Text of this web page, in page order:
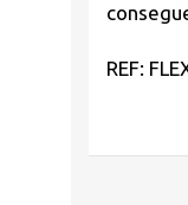
REF: